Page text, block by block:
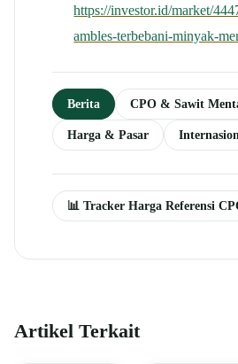
https://investor.id/market/
ambles-terbebani-minyak-
Berita CPO & Sawit
Harga & Pasar
📊 Tracker Harga Referensi
Artikel Terkait